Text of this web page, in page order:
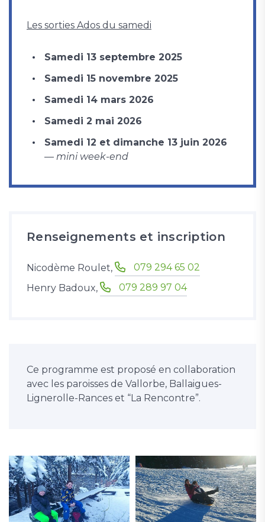
Les sorties Ados du samedi
Samedi 13 septembre 2025
Samedi 15 novembre 2025
Samedi 14 mars 2026
Samedi 2 mai 2026
Samedi 12 et dimanche 13 juin 2026
— mini week-end
Renseignements et inscription
Nicodème Roulet,
079 294 65 02
Henry Badoux,
079 289 97 04
Ce programme est proposé en collaboration
avec les paroisses de Vallorbe, Ballaigues-
Lignerolle-Rances et “La Rencontre”.